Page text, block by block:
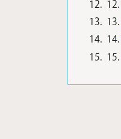
12.
13.
14.
15.